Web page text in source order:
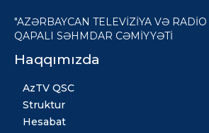
"AZƏRBAYCAN TELEVİZİYA VƏ
QAPALI SƏHMDAR CƏMİYYƏTİ
Haqqımızda
AzTV QSC
Struktur
Hesabat